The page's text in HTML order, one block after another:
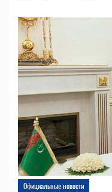
Официальные новости